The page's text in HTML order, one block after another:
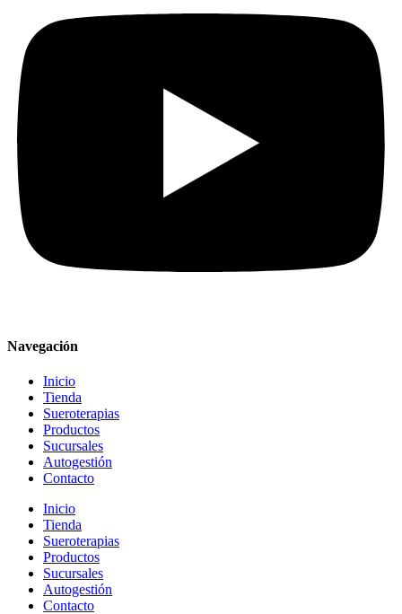
Navegación
Inicio
Tienda
Sueroterapias
Productos
Sucursales
Autogestión
Contacto
Inicio
Tienda
Sueroterapias
Productos
Sucursales
Autogestión
Contacto